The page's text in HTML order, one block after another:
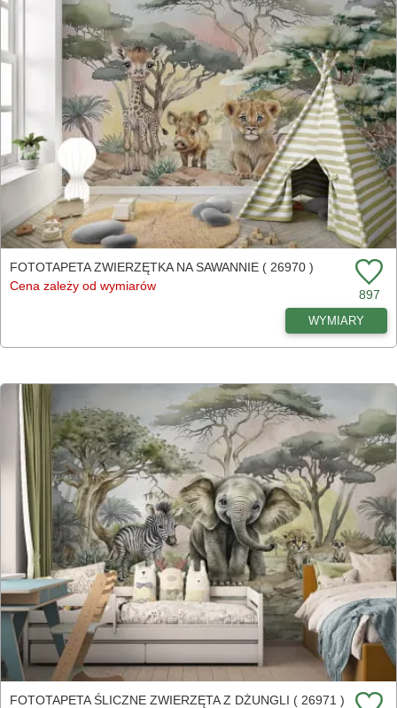
FOTOTAPETA ZWIERZĘTKA NA SAWANNIE ( 26970 )
Cena zależy od wymiarów
897
WYMIARY
FOTOTAPETA ŚLICZNE ZWIERZĘTA Z DŻUNGLI ( 26971 )